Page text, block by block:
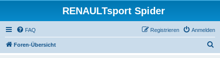
RENAULTsport Spider
FAQ Anmelden
Registrieren
Foren-Übersicht